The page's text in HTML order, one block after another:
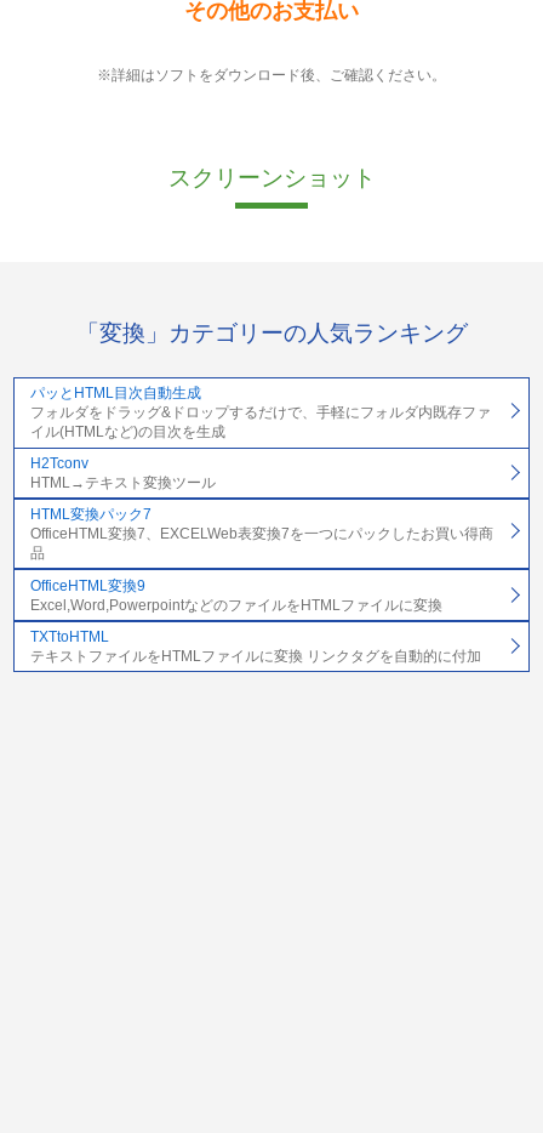
その他のお支払い
※詳細はソフトをダウンロード後、ご確認ください。
スクリーンショット
「変換」カテゴリーの人気ランキング
パッとHTML目次自動生成
フォルダをドラッグ&ドロップするだけで、手軽にフォルダ内既存ファ
イル(HTMLなど)の目次を生成
H2Tconv
HTML→テキスト変換ツール
HTML変換パック7
OfficeHTML変換7、EXCELWeb表変換7を一つにパックしたお買い得商
品
OfficeHTML変換9
Excel,Word,PowerpointなどのファイルをHTMLファイルに変換
TXTtoHTML
テキストファイルをHTMLファイルに変換 リンクタグを自動的に付加